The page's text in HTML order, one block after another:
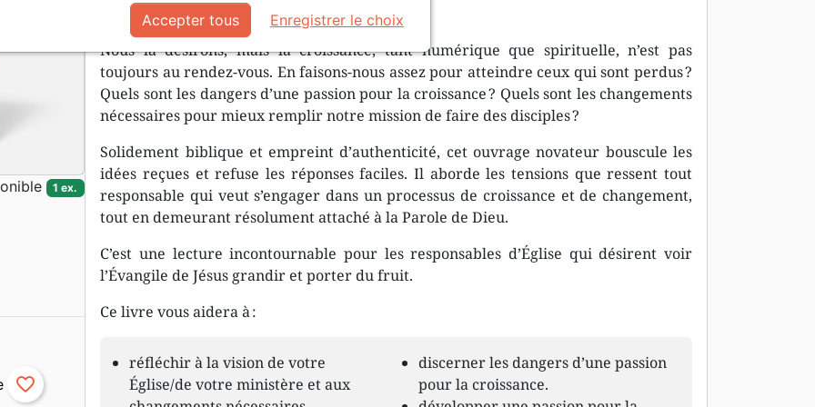
Préface deDon Carson
Nous la désirons, mais la croissance, tant numérique que spirituelle, n’est pas
toujours au rendez-vous. En faisons-nous assez pour atteindre ceux qui sont perdus ?
Quels sont les dangers d’une passion pour la croissance ? Quels sont les changements
nécessaires pour mieux remplir notre mission de faire des disciples ?
Solidement biblique et empreint d’authenticité, cet ouvrage novateur bouscule les
idées reçues et refuse les réponses faciles. Il aborde les tensions que ressent tout
responsable qui veut s’engager dans un processus de croissance et de changement,
tout en demeurant résolument attaché à la Parole de Dieu.
C’est une lecture incontournable pour les responsables d’Église qui désirent voir
l’Évangile de Jésus grandir et porter du fruit.
Ce livre vous aidera à :
réfléchir à la vision de votre
Église/de votre ministère et aux
discerner les dangers d’une passion
pour la croissance.
1 ex.
favorite_border
Accepter tous Enregistrer le choix